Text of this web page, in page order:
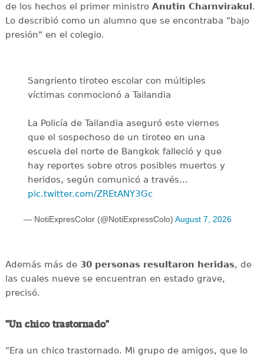
de los hechos el primer ministro Anutin Charnvirakul.
Lo describió como un alumno que se encontraba "bajo
presión" en el colegio.
Sangriento tiroteo escolar con múltiples
víctimas conmocionó a Tailandia
La Policía de Tailandia aseguró este viernes
que el sospechoso de un tiroteo en una
escuela del norte de Bangkok falleció y que
hay reportes sobre otros posibles muertos y
heridos, según comunicó a través…
pic.twitter.com/ZREtANY3Gc
— NotiExpresColor (@NotiExpressColo) August 7, 2026
Además más de 30 personas resultaron heridas, de
las cuales nueve se encuentran en estado grave,
precisó.
"Un chico trastornado"
"Era un chico trastornado. Mi grupo de amigos, que lo